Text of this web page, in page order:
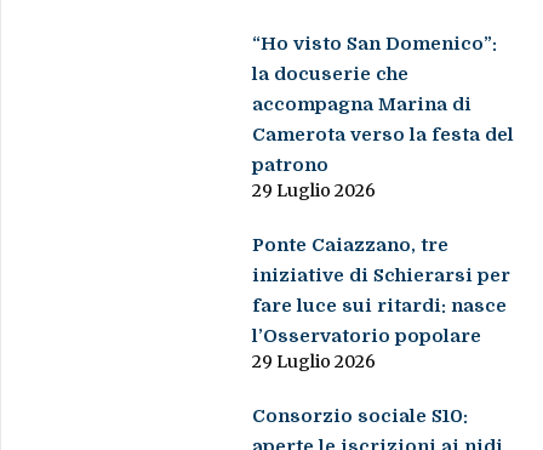
“Ho visto San Domenico”:
la docuserie che
accompagna Marina di
Camerota verso la festa del
patrono
29 Luglio 2026
Ponte Caiazzano, tre
iniziative di Schierarsi per
fare luce sui ritardi: nasce
l’Osservatorio popolare
29 Luglio 2026
Consorzio sociale S10: